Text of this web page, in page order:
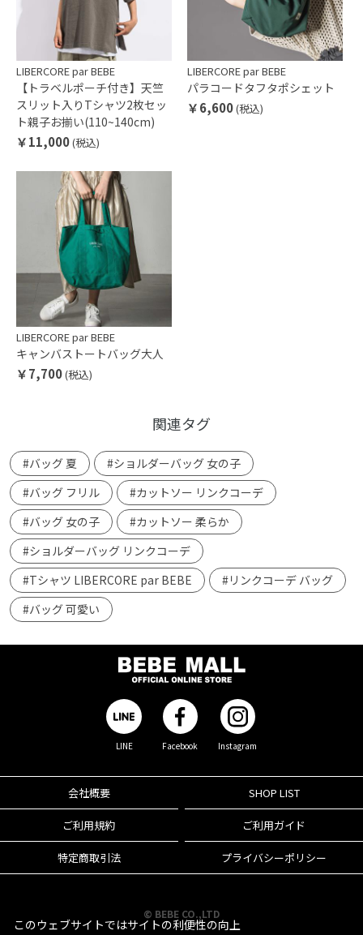
LIBERCORE par BEBE
【トラベルポーチ付き】天竺
スリット入りTシャツ2枚セッ
ト親子お揃い(110~140cm)
￥11,000(税込)
LIBERCORE par BEBE
パラコードタフタポシェット
￥6,600(税込)
LIBERCORE par BEBE
キャンバストートバッグ大人
￥7,700(税込)
関連タグ
#バッグ 夏
#ショルダーバッグ 女の子
#バッグ フリル
#カットソー リンクコーデ
#バッグ 女の子
#カットソー 柔らか
#ショルダーバッグ リンクコーデ
#Tシャツ LIBERCORE par BEBE
#リンクコーデ バッグ
#バッグ 可愛い
LINE Facebook Instagram
会社概要 SHOP LIST
ご利用規約 ご利用ガイド
特定商取引法 プライバシーポリシー
© BEBE CO.,LTD
このウェブサイトではサイトの利便性の向上